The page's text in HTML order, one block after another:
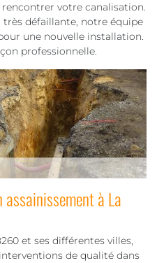
votre canalisation.
défaillante, notre équipe
une nouvelle installation.
professionnelle.
à La
et ses différentes villes,
de qualité dans